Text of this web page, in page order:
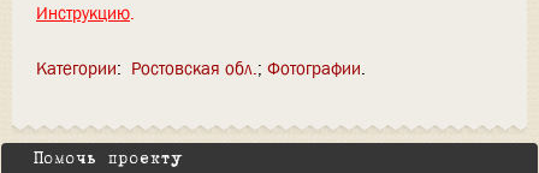
Инструкцию.
Категории: Ростовская обл. Фотографии
Помочь проекту